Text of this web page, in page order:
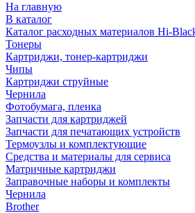
На главную
В каталог
Каталог расходных материалов Hi-
Тонеры
Картриджи, тонер-картриджи
Чипы
Картриджи струйные
Чернила
Фотобумага, пленка
Запчасти для картриджей
Запчасти для печатающих устройств
Термоузлы и комплектующие
Средства и материалы для сервиса
Матричные картриджи
Заправочные наборы и комплекты
Чернила
Brother